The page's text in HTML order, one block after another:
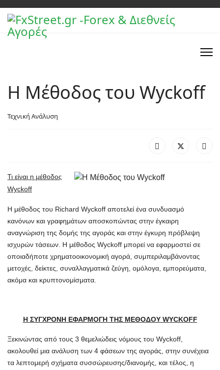
Η Μέθοδος του Wyckoff
Τεχνική Ανάλυση
Τι είναι η μέθοδος
Wyckoff
Η μέθοδος του Richard Wyckoff αποτελεί ένα συνδυασμό
κανόνων και γραφημάτων αποσκοπώντας στην έγκαιρη
αναγνώριση της δομής της αγοράς και στην έγκυρη πρόβλεψη
ισχυρών τάσεων. Η μέθοδος Wyckoff μπορεί να εφαρμοστεί σε
οποιαδήποτε χρηματοοικονομική αγορά, συμπεριλαμβάνοντας
μετοχές, δείκτες, συναλλαγματικά ζεύγη, ομόλογα, εμπορεύματα,
ακόμα και κρυπτονομίσματα.
Η ΣΥΓΧΡΟΝΗ ΕΦΑΡΜΟΓΗ ΤΗΣ ΜΕΘΟΔΟΥ WYCKOFF
Ξεκινώντας από τους 3 θεμελιώδεις νόμους του Wyckoff,
ακολουθεί μια ανάλυση των 4 φάσεων της αγοράς, στην συνέχεια
τα λεπτομερή σχήματα συσσώρευσης/διανομής, και τέλος, η